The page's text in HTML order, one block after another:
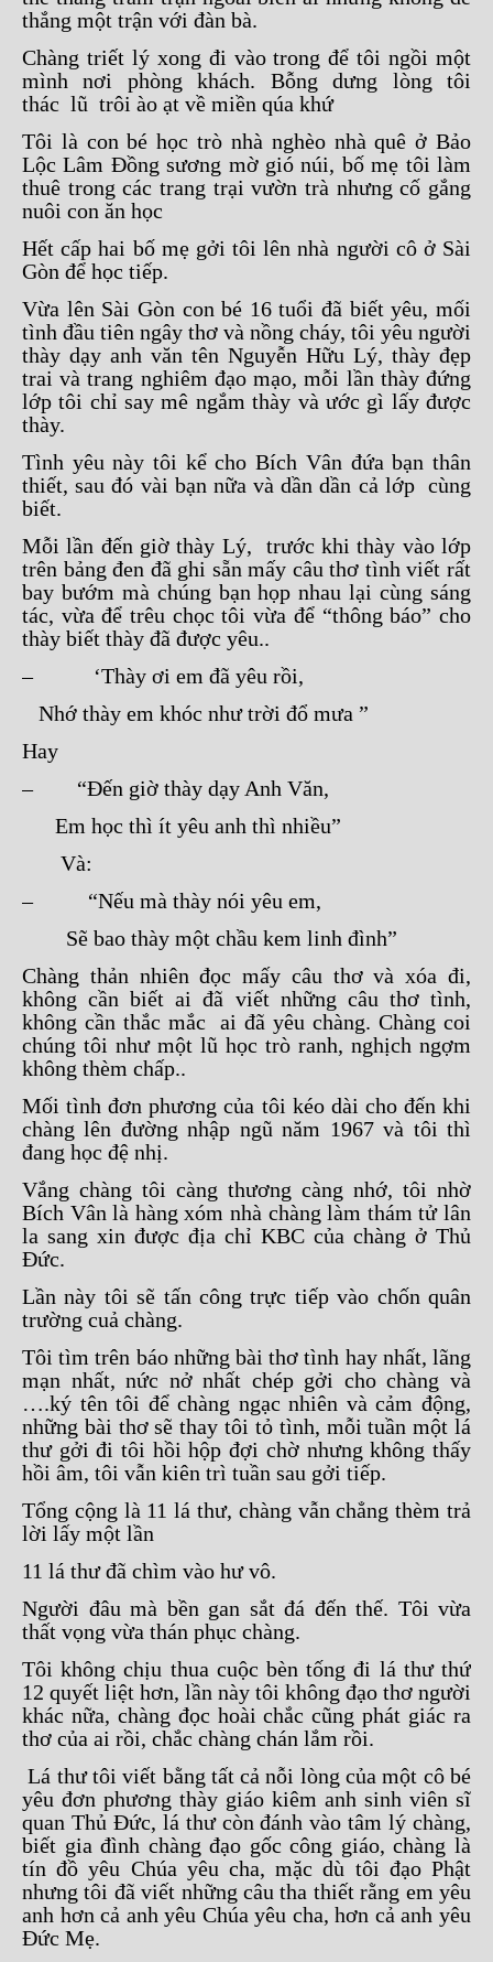
thắng một trận với đàn bà.
Chàng triết lý xong đi vào trong để tôi ngồi một
mình nơi phòng khách. Bỗng dưng lòng tôi
thác lũ trôi ào ạt về miền qúa khứ
Tôi là con bé học trò nhà nghèo nhà quê ở Bảo
Lộc Lâm Đồng sương mờ gió núi, bố mẹ tôi làm
thuê trong các trang trại vườn trà nhưng cố gắng
nuôi con ăn học
Hết cấp hai bố mẹ gởi tôi lên nhà người cô ở Sài
Gòn để học tiếp.
Vừa lên Sài Gòn con bé 16 tuổi đã biết yêu, mối
tình đầu tiên ngây thơ và nồng cháy, tôi yêu người
thày dạy anh văn tên Nguyễn Hữu Lý, thày đẹp
trai và trang nghiêm đạo mạo, mỗi lần thày đứng
lớp tôi chỉ say mê ngắm thày và ước gì lấy được
thày.
Tình yêu này tôi kể cho Bích Vân đứa bạn thân
thiết, sau đó vài bạn nữa và dần dần cả lớp cùng
biết.
Mỗi lần đến giờ thày Lý, trước khi thày vào lớp
trên bảng đen đã ghi sẵn mấy câu thơ tình viết rất
bay bướm mà chúng bạn họp nhau lại cùng sáng
tác, vừa để trêu chọc tôi vừa để “thông báo” cho
thày biết thày đã được yêu..
– ‘Thày ơi em đã yêu rồi,
Nhớ thày em khóc như trời đổ mưa ”
Hay
– “Đến giờ thày dạy Anh Văn,
Em học thì ít yêu anh thì nhiều”
Và:
– “Nếu mà thày nói yêu em,
Sẽ bao thày một chầu kem linh đình”
Chàng thản nhiên đọc mấy câu thơ và xóa đi,
không cần biết ai đã viết những câu thơ tình,
không cần thắc mắc ai đã yêu chàng. Chàng coi
chúng tôi như một lũ học trò ranh, nghịch ngợm
không thèm chấp..
Mối tình đơn phương của tôi kéo dài cho đến khi
chàng lên đường nhập ngũ năm 1967 và tôi thì
đang học đệ nhị.
Vắng chàng tôi càng thương càng nhớ, tôi nhờ
Bích Vân là hàng xóm nhà chàng làm thám tử lân
la sang xin được địa chỉ KBC của chàng ở Thủ
Đức.
Lần này tôi sẽ tấn công trực tiếp vào chốn quân
trường cuả chàng.
Tôi tìm trên báo những bài thơ tình hay nhất, lãng
mạn nhất, nức nở nhất chép gởi cho chàng và
….ký tên tôi để chàng ngạc nhiên và cảm động,
những bài thơ sẽ thay tôi tỏ tình, mỗi tuần một lá
thư gởi đi tôi hồi hộp đợi chờ nhưng không thấy
hồi âm, tôi vẫn kiên trì tuần sau gởi tiếp.
Tổng cộng là 11 lá thư, chàng vẫn chẳng thèm trả
lời lấy một lần
11 lá thư đã chìm vào hư vô.
Người đâu mà bền gan sắt đá đến thế. Tôi vừa
thất vọng vừa thán phục chàng.
Tôi không chịu thua cuộc bèn tống đi lá thư thứ
12 quyết liệt hơn, lần này tôi không đạo thơ người
khác nữa, chàng đọc hoài chắc cũng phát giác ra
thơ của ai rồi, chắc chàng chán lắm rồi.
Lá thư tôi viết bằng tất cả nỗi lòng của một cô bé
yêu đơn phương thày giáo kiêm anh sinh viên sĩ
quan Thủ Đức, lá thư còn đánh vào tâm lý chàng,
biết gia đình chàng đạo gốc công giáo, chàng là
tín đồ yêu Chúa yêu cha, mặc dù tôi đạo Phật
nhưng tôi đã viết những câu tha thiết rằng em yêu
anh hơn cả anh yêu Chúa yêu cha, hơn cả anh yêu
Đức Mẹ.